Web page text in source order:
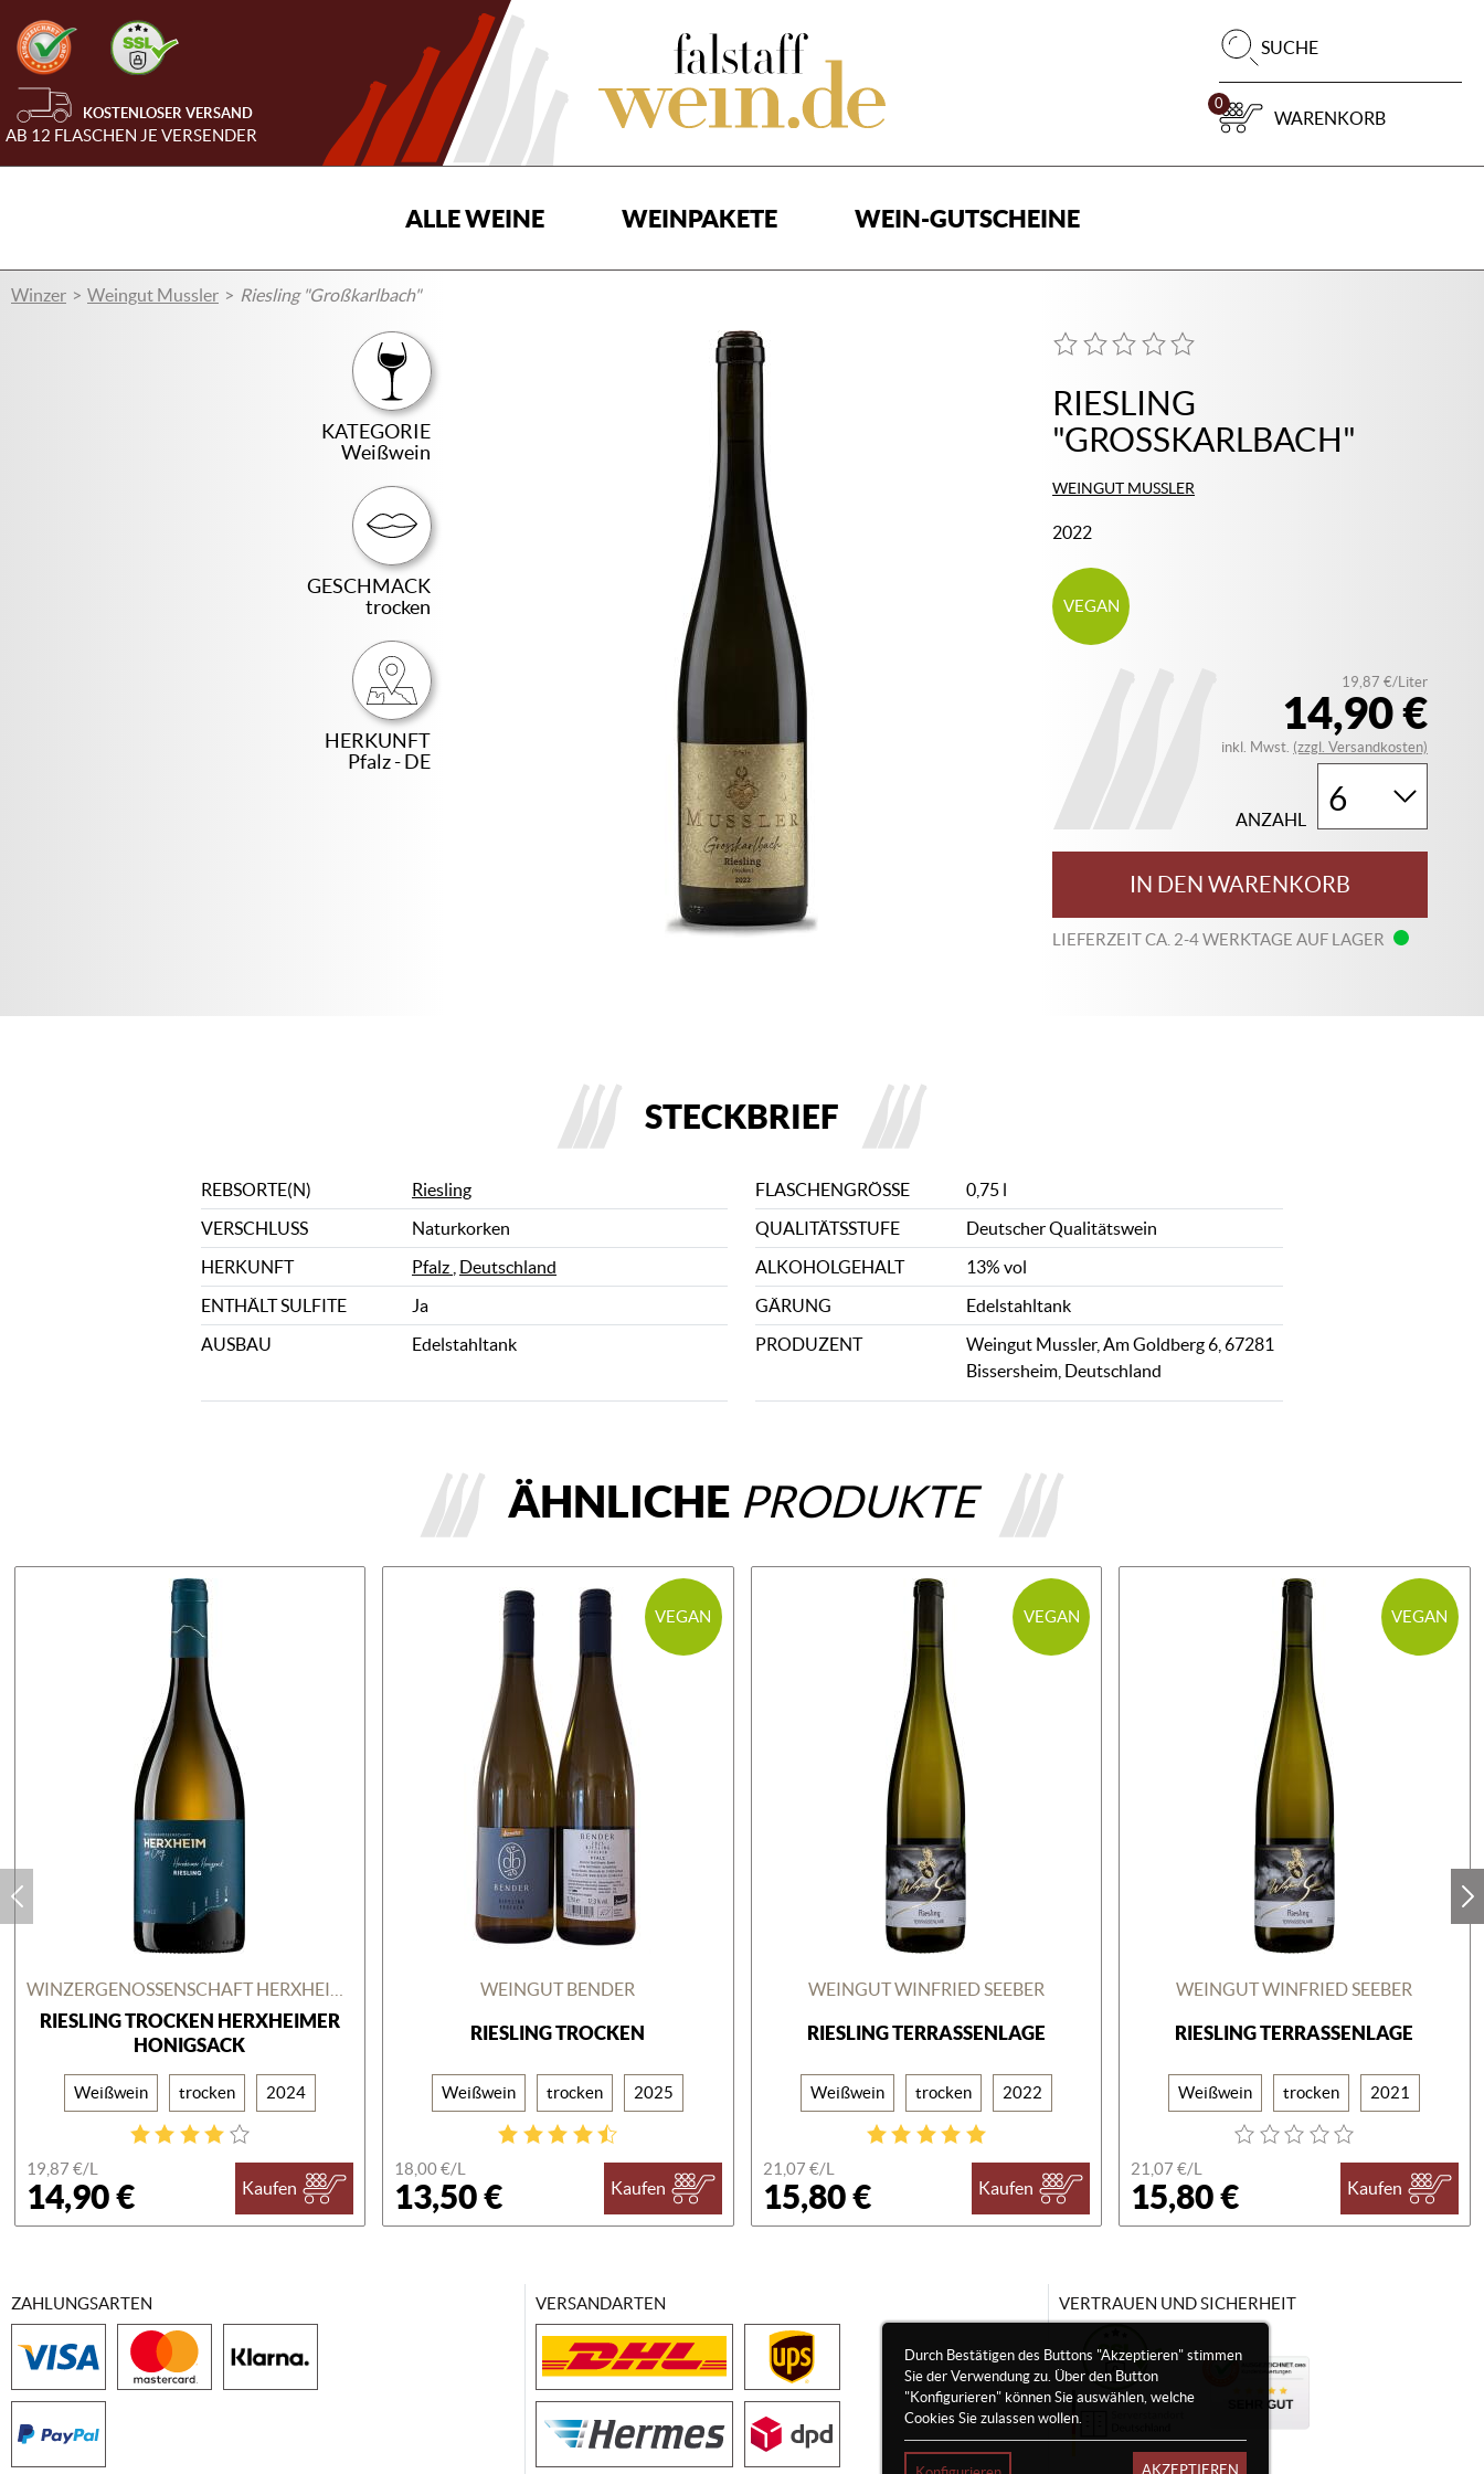
KOSTENLOSER VERSAND
AB 12 FLASCHEN JE VERSENDER
SUCHE
0
WARENKORB
ALLE WEINE WEINPAKETE WEIN-GUTSCHEINE
Winzer Weingut Mussler Riesling "Großkarlbach"
KATEGORIE
Weißwein
GESCHMACK
trocken
HERKUNFT
Pfalz - DE
RIESLING
"GROSSKARLBACH"
WEINGUT MUSSLER
2022
VEGAN
14,90 €
19,87 €/Liter
inkl. Mwst. (zzgl. Versandkosten)
ANZAHL
IN DEN WARENKORB
LIEFERZEIT CA. 2-4 WERKTAGE AUF LAGER
STECKBRIEF
REBSORTE(N) Riesling FLASCHENGRÖSSE
0,75 l
VERSCHLUSS
Naturkorken QUALITÄTSSTUFE
Deutscher Qualitätswein
HERKUNFT
Pfalz Deutschland ALKOHOLGEHALT
13% vol
ENTHÄLT SULFITE
Ja GÄRUNG
Edelstahltank
AUSBAU
Edelstahltank PRODUZENT
Weingut Mussler, Am Goldberg 6, 67281
Bissersheim, Deutschland
ÄHNLICHE PRODUKTE
RIESLING TROCKEN HERXHEIMER
HONIGSACK
Weißwein trocken 2024
19,87 €/L
14,90 € Kaufen
VEGAN
WEINGUT BENDER
RIESLING TROCKEN
Weißwein trocken 2025
18,00 €/L
13,50 € Kaufen
VEGAN
WEINGUT WINFRIED SEEBER
RIESLING TERRASSENLAGE
Weißwein trocken 2022
21,07 €/L
15,80 € Kaufen
VEGAN
WEINGUT WINFRIED SEEBER
RIESLING TERRASSENLAGE
Weißwein trocken 2021
21,07 €/L
15,80 € Kaufen
Durch Bestätigen des Buttons "Akzeptieren" stimmen
Sie der Verwendung zu. Über den Button
"Konfigurieren" können Sie auswählen, welche
Cookies Sie zulassen wollen.
AKZEPTIEREN
ZAHLUNGSARTEN VERSANDARTEN VERTRAUEN UND SICHERHEIT